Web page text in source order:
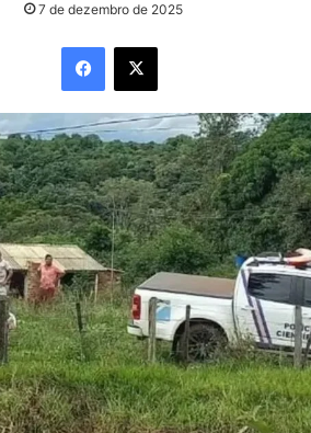
7 de dezembro de 2025
Facebook
X